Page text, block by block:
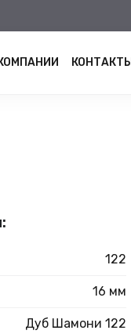
КОНТАКТЫ
122
16 мм
Дуб Шамони 122